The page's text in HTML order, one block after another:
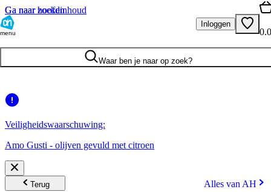
Ga naar hoofdinhoud
Ga naar zoeken
menu
Inloggen
Waar ben je naar op zoek?
Veiligheidswaarschuwing:
Amo Gusti - olijven gevuld met citroen
Terug Alles van AH